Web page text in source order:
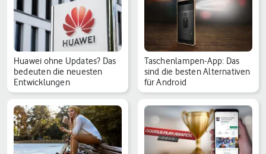
Huawei ohne Updates? Das
bedeuten die neuesten
Entwicklungen
Taschenlampen-App: Das
sind die besten Alternativen
für Android